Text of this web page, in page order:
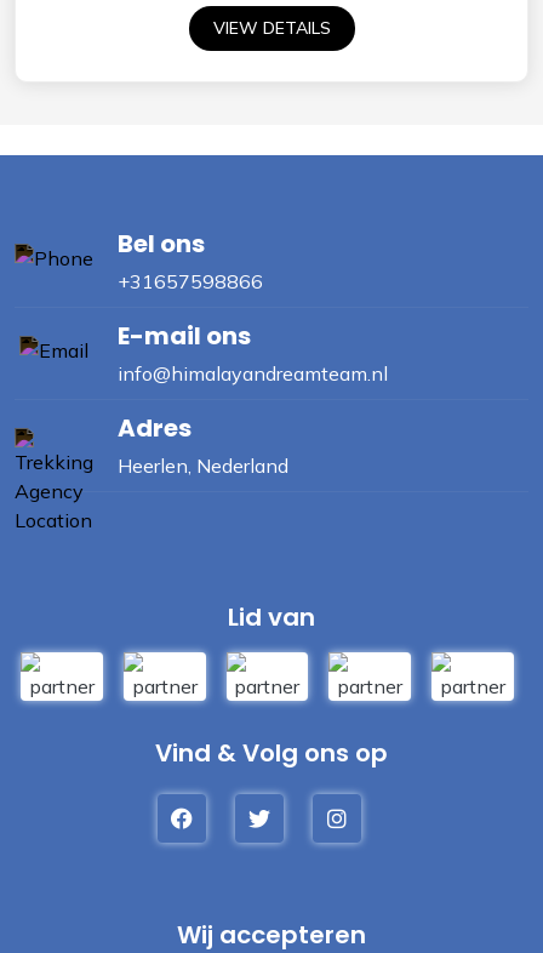
VIEW DETAILS
Bel ons
+31657598866
E-mail ons
info@himalayandreamteam.nl
Adres
Heerlen, Nederland
Lid van
Vind & Volg ons op
Wij accepteren